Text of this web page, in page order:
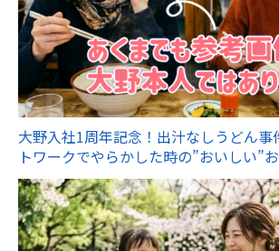
大野入社1周年記念！出汁なしうどん事
トワークでやらかした時の”おいしい”